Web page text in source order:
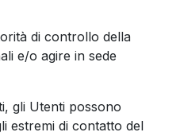
di controllo della
e/o agire in sede
gli Utenti possono
estremi di contatto del